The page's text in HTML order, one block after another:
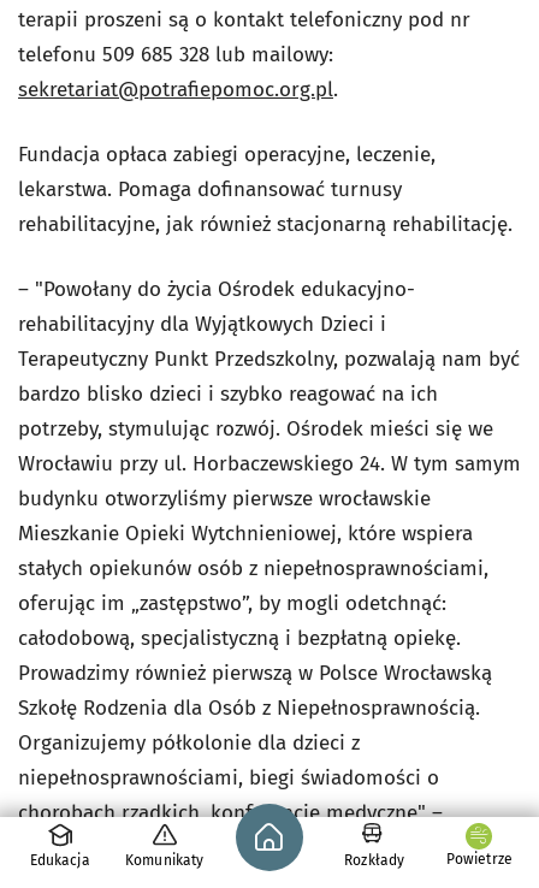
terapii proszeni są o kontakt telefoniczny pod nr
telefonu 509 685 328 lub mailowy:
sekretariat@potrafiepomoc.org.pl.
Fundacja opłaca zabiegi operacyjne, leczenie,
lekarstwa. Pomaga dofinansować turnusy
rehabilitacyjne, jak również stacjonarną rehabilitację.
– "Powołany do życia Ośrodek edukacyjno-
rehabilitacyjny dla Wyjątkowych Dzieci i
Terapeutyczny Punkt Przedszkolny, pozwalają nam być
bardzo blisko dzieci i szybko reagować na ich
potrzeby, stymulując rozwój. Ośrodek mieści się we
Wrocławiu przy ul. Horbaczewskiego 24. W tym samym
budynku otworzyliśmy pierwsze wrocławskie
Mieszkanie Opieki Wytchnieniowej, które wspiera
stałych opiekunów osób z niepełnosprawnościami,
oferując im „zastępstwo”, by mogli odetchnąć:
całodobową, specjalistyczną i bezpłatną opiekę.
Prowadzimy również pierwszą w Polsce Wrocławską
Szkołę Rodzenia dla Osób z Niepełnosprawnością.
Organizujemy półkolonie dla dzieci z
niepełnosprawnościami, biegi świadomości o
chorobach rzadkich, konferencje medyczne" –
czytamy na stronie internetowej fundacji.
Edukacja Komunikaty
Strona główna - wroclaw.pl
Rozkłady Powietrze